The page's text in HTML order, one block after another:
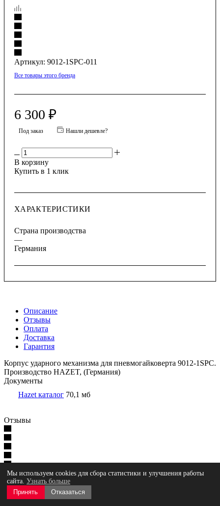
Артикул: 9012-1SPC-011
Все товары этого бренда
6 300 ₽
Под заказ Нашли дешевле?
В корзину
Купить в 1 клик
ХАРАКТЕРИСТИКИ
Страна производства
—
Германия
Описание
Отзывы
Оплата
Доставка
Гарантия
Корпус ударного механизма для пневмогайковерта 9012-1SPC.
Производство HAZET, (Германия)
Документы
Hazet каталог 70,1 мб
Отзывы
Нет оценок
Оставить отзыв
Мы используем cookies для сбора статистики и улучшения работы
сайта. Узнать больше
Принять
Отказаться